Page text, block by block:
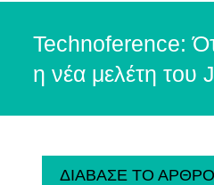
Technoference:
η νέα μελέτη
ΔΙΑΒΑΣΕ ΤΟ ΑΡΘΡΟ